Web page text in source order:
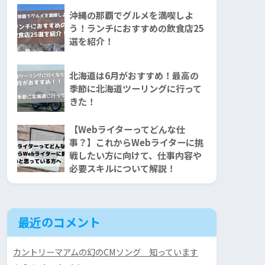
沖縄の那覇でグルメを満喫しよ
う！ランチにおすすめの飲食店25
選を紹介！
北海道は6月がおすすめ！最高の
季節に北海道ツーリングに行って
きた！
【Webライターってどんな仕
事？】これからWebライターに挑
戦したい方に向けて、仕事内容や
必要スキルについて解説！
最近のコメント
カントリーマアムの幻のCMソング 知っています